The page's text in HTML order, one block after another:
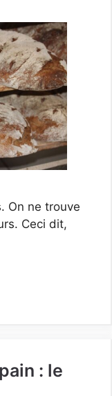
On ne trouve
Ceci dit,
: le